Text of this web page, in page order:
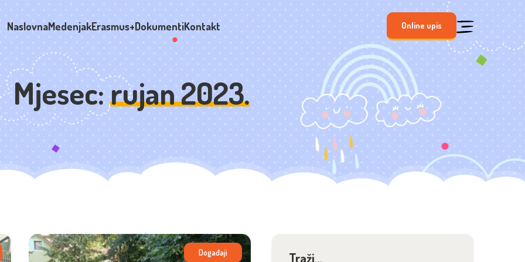
NaslovnaMedenjakErasmus+DokumentiKontakt Online upis
Mjesec:rujan 2023.
Događaji Traži…